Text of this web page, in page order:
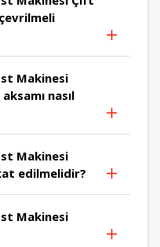
Makinesi
nasıl
Makinesi
edilmelidir?
Makinesi